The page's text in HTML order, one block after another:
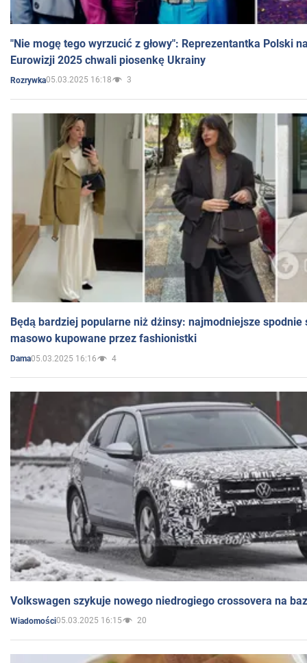
"Nie mogę tego wyrzucić z głowy": Reprezentantka Polski
Eurowizji 2025 chwali piosenkę Ukrainy
Rozrywka05.03.2025 16:18 3
Będą bardziej popularne niż dżinsy: najmodniejsze spodnie
masowo kupowane przez fashionistki
Dama05.03.2025 16:16 4
Volkswagen szykuje nowego niedrogiego crossovera na
Wiadomości05.03.2025 16:15 20